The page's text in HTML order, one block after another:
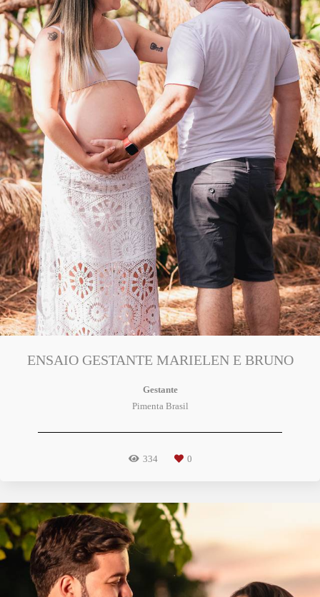
ENSAIO GESTANTE MARIELEN E BRUNO
Gestante
Pimenta Brasil
334 0